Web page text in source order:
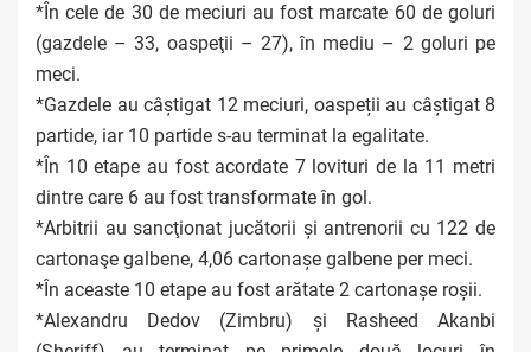
*În cele de 30 de meciuri au fost marcate 60 de goluri
(gazdele – 33, oaspeţii – 27), în mediu – 2 goluri pe
meci.
*Gazdele au câștigat 12 meciuri, oaspeții au câștigat 8
partide, iar 10 partide s-au terminat la egalitate.
*În 10 etape au fost acordate 7 lovituri de la 11 metri
dintre care 6 au fost transformate în gol.
*Arbitrii au sancţionat jucătorii și antrenorii cu 122 de
cartonaşe galbene, 4,06 cartonașe galbene per meci.
*În aceaste 10 etape au fost arătate 2 cartonașe roșii.
*Alexandru Dedov (Zimbru) și Rasheed Akanbi